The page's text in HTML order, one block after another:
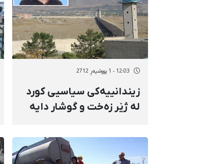
12:03 - 1 پووشپەڕ 2712
زیندانییەكی سیاسیی كورد
لە ژێر زەخت و گوشار دایە